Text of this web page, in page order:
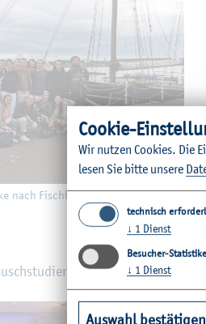
© G. Braun
nach Fisch­bröt­chen-Schmaus
stell­ten ihre
Coo­kie-
Wir nut­zen Coo­kies. Die
lesen Sie bitte un­se­re
technisch
↓ 1 Dienst
Besucher-
↓ 1 Dienst
Auswahl bestätigen